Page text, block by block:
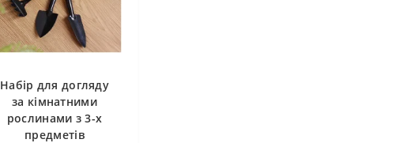
Набір для догляду
за кімнатними
рослинами з 3-х
предметів